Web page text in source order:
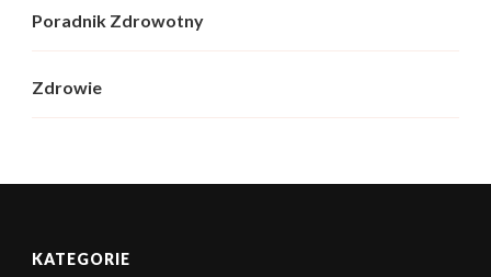
Poradnik Zdrowotny
Zdrowie
KATEGORIE